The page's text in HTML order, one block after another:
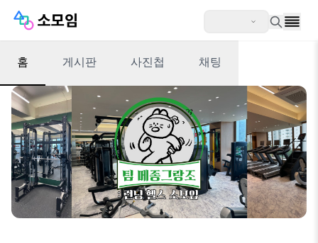
홈 게시판 사진첩 채팅